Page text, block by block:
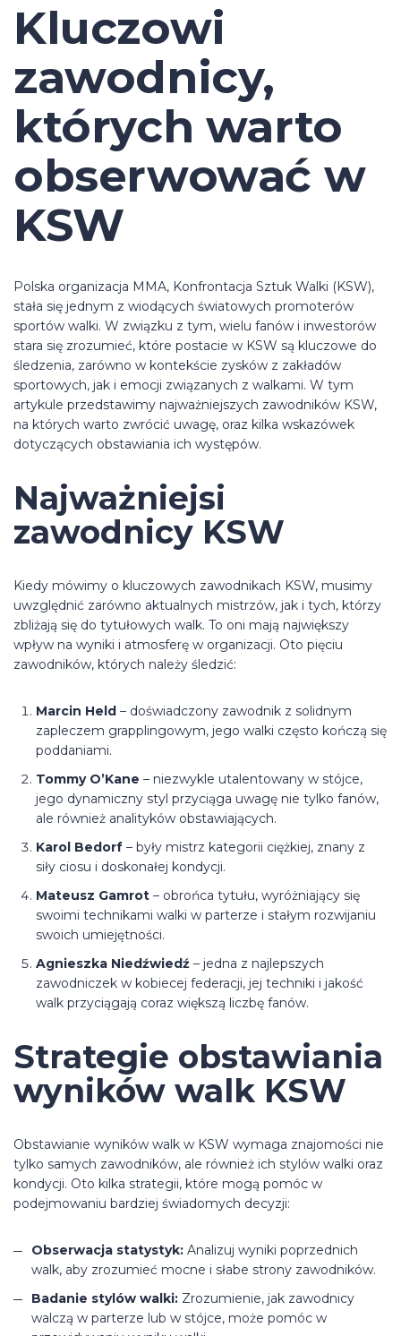
Kluczowi
zawodnicy,
których warto
obserwować w
KSW
Polska organizacja MMA, Konfrontacja Sztuk Walki (KSW),
stała się jednym z wiodących światowych promoterów
sportów walki. W związku z tym, wielu fanów i inwestorów
stara się zrozumieć, które postacie w KSW są kluczowe do
śledzenia, zarówno w kontekście zysków z zakładów
sportowych, jak i emocji związanych z walkami. W tym
artykule przedstawimy najważniejszych zawodników KSW,
na których warto zwrócić uwagę, oraz kilka wskazówek
dotyczących obstawiania ich występów.
Najważniejsi
zawodnicy KSW
Kiedy mówimy o kluczowych zawodnikach KSW, musimy
uwzględnić zarówno aktualnych mistrzów, jak i tych, którzy
zbliżają się do tytułowych walk. To oni mają największy
wpływ na wyniki i atmosferę w organizacji. Oto pięciu
zawodników, których należy śledzić:
Marcin Held – doświadczony zawodnik z solidnym
zapleczem grapplingowym, jego walki często kończą się
poddaniami.
Tommy O’Kane – niezwykle utalentowany w stójce,
jego dynamiczny styl przyciąga uwagę nie tylko fanów,
ale również analityków obstawiających.
Karol Bedorf – były mistrz kategorii ciężkiej, znany z
siły ciosu i doskonałej kondycji.
Mateusz Gamrot – obrońca tytułu, wyróżniający się
swoimi technikami walki w parterze i stałym rozwijaniu
swoich umiejętności.
Agnieszka Niedźwiedź – jedna z najlepszych
zawodniczek w kobiecej federacji, jej techniki i jakość
walk przyciągają coraz większą liczbę fanów.
Strategie obstawiania
wyników walk KSW
Obstawianie wyników walk w KSW wymaga znajomości nie
tylko samych zawodników, ale również ich stylów walki oraz
kondycji. Oto kilka strategii, które mogą pomóc w
podejmowaniu bardziej świadomych decyzji:
Obserwacja statystyk: Analizuj wyniki poprzednich
walk, aby zrozumieć mocne i słabe strony zawodników.
Badanie stylów walki: Zrozumienie, jak zawodnicy
walczą w parterze lub w stójce, może pomóc w